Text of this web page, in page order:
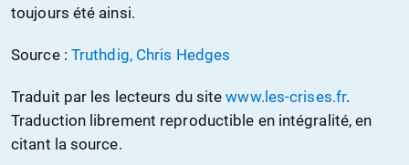
toujours été ainsi.
Source : Truthdig, Chris Hedges
Traduit par les lecteurs du sitewww.les-crises.fr.
Traduction librement reproductible en intégralité, en
citant la source.